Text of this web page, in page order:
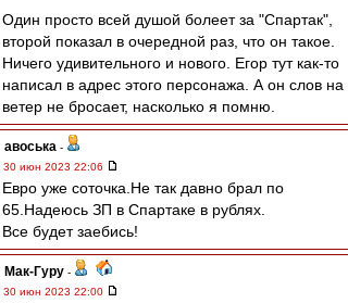
Один просто всей душой болеет за "Спартак",
второй показал в очередной раз, что он такое.
Ничего удивительного и нового. Егор тут как-то
написал в адрес этого персонажа. А он слов на
ветер не бросает, насколько я помню.
авоська -
30 июн 2023 22:06
Евро уже соточка.Не так давно брал по
65.Надеюсь ЗП в Спартаке в рублях.
Все будет заебись!
Мак-Гуру -
30 июн 2023 22:00